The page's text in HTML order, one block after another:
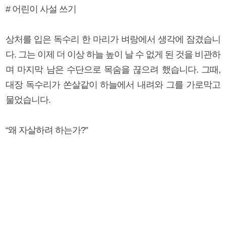
# 어린이 사설 쓰기
상처를 입은 독수리 한 마리가 벼랑에서 생각에 잠겼습니
다. 그는 이제 더 이상 하늘 높이 날 수 없게 된 것을 비관하
며 마지막 남은 수단으로 목숨을 끊으려 했습니다. 그때,
대장 독수리가 쏜살같이 하늘에서 내려와 그를 가로막고
물었습니다.
“왜 자살하려 하는가?”